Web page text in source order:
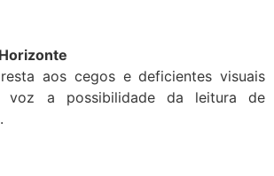
aos cegos e deficientes visuais
voz a possibilidade da leitura de